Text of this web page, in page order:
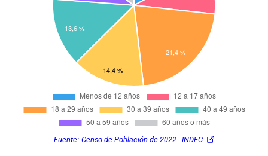
Fuente: Censo de Población de 2022 - INDEC